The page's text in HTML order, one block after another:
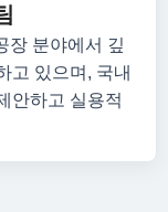
장 분야에서 깊
고 있으며, 국내
안하고 실용적